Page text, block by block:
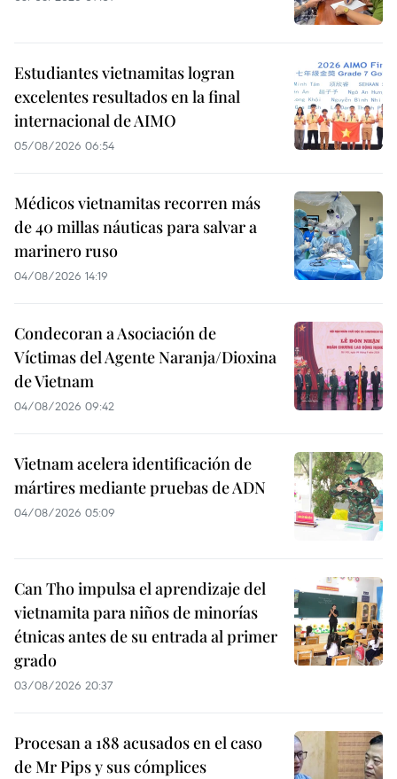
Estudiantes vietnamitas logran
excelentes resultados en la final
internacional de AIMO
05/08/2026 06:54
Médicos vietnamitas recorren más
de 40 millas náuticas para salvar a
marinero ruso
04/08/2026 14:19
Condecoran a Asociación de
Víctimas del Agente Naranja/Dioxina
de Vietnam
04/08/2026 09:42
Vietnam acelera identificación de
mártires mediante pruebas de ADN
04/08/2026 05:09
Can Tho impulsa el aprendizaje del
vietnamita para niños de minorías
étnicas antes de su entrada al primer
grado
03/08/2026 20:37
Procesan a 188 acusados en el caso
de Mr Pips y sus cómplices